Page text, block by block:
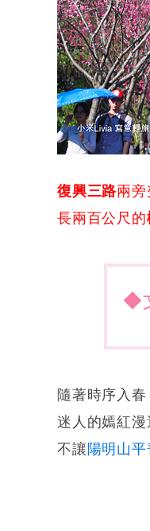
復興三路兩
長兩百公尺的
◆
隨著時序入
迷人的嫣紅漫
不讓 陽明山